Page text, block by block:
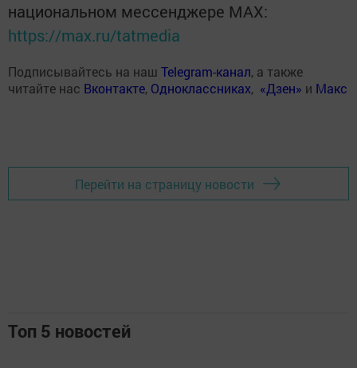
национальном мессенджере MАХ:
https://max.ru/tatmedia
Подписывайтесь на наш Telegram-канал, а также
читайте нас Вконтакте, Одноклассниках, «Дзен» и Макс
Перейти на страницу новости
Топ 5 новостей